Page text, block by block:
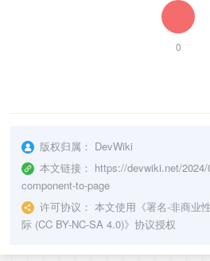
0
版权归属： DevWiki
本文链接： https://devwiki.net/
component-to-page
许可协议： 本文使用《署名-非商业
际 (CC BY-NC-SA 4.0)》协议授权